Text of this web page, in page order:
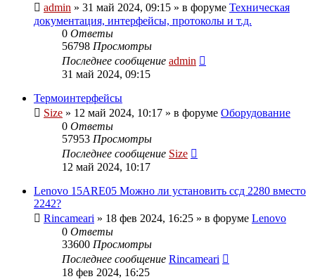
admin » 31 май 2024, 09:15 » в форуме Техническая
документация, интерфейсы, протоколы и т.д.
0 Ответы
56798 Просмотры
Последнее сообщение admin
31 май 2024, 09:15
Термоинтерфейсы
Size » 12 май 2024, 10:17 » в форуме Оборудование
0 Ответы
57953 Просмотры
Последнее сообщение Size
12 май 2024, 10:17
Lenovo 15ARE05 Можно ли установить ссд 2280 вместо
2242?
Rincameari » 18 фев 2024, 16:25 » в форуме Lenovo
0 Ответы
33600 Просмотры
Последнее сообщение Rincameari
18 фев 2024, 16:25